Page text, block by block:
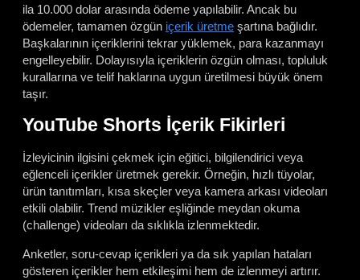
ila 10.000 dolar arasında ödeme yapılabilir. Ancak bu
ödemeler, tamamen özgün içerik üretme şartına bağlıdır.
Başkalarının içeriklerini tekrar yüklemek, para kazanmayı
engelleyebilir. Dolayısıyla içeriklerin özgün olması, topluluk
kurallarına ve telif haklarına uygun üretilmesi büyük önem
taşır.
YouTube Shorts İçerik Fikirleri
İzleyicinin ilgisini çekmek için eğitici, bilgilendirici veya
eğlenceli içerikler üretmek gerekir. Örneğin, hızlı tüyolar,
ürün tanıtımları, kısa skeçler veya kamera arkası videoları
etkili olabilir. Trend müzikler eşliğinde meydan okuma
(challenge) videoları da sıklıkla izlenmektedir.
Anketler, soru-cevap içerikleri ya da sık yapılan hataları
gösteren içerikler hem etkileşimi hem de izlenmeyi artırır.